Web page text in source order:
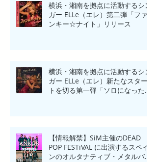
横浜・湘南を拠点に活動するシン
ガー ELLe（エレ）第二弾「ファ
ンキー☆ナイト」リリース
横浜・湘南を拠点に活動するシン
ガー ELLe（エレ）新たなスター
トを切る第一弾「ソロになった
【情報解禁】SiM主催のDEAD
POP FESTiVAL に出演するスペイ
ンのオルタナティブ・メタルバン